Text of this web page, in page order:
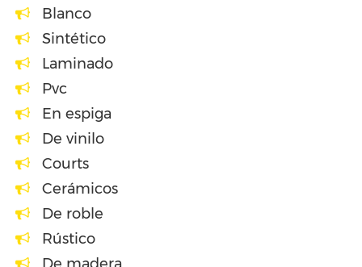
Blanco
Sintético
Laminado
Pvc
En espiga
De vinilo
Courts
Cerámicos
De roble
Rústico
De madera